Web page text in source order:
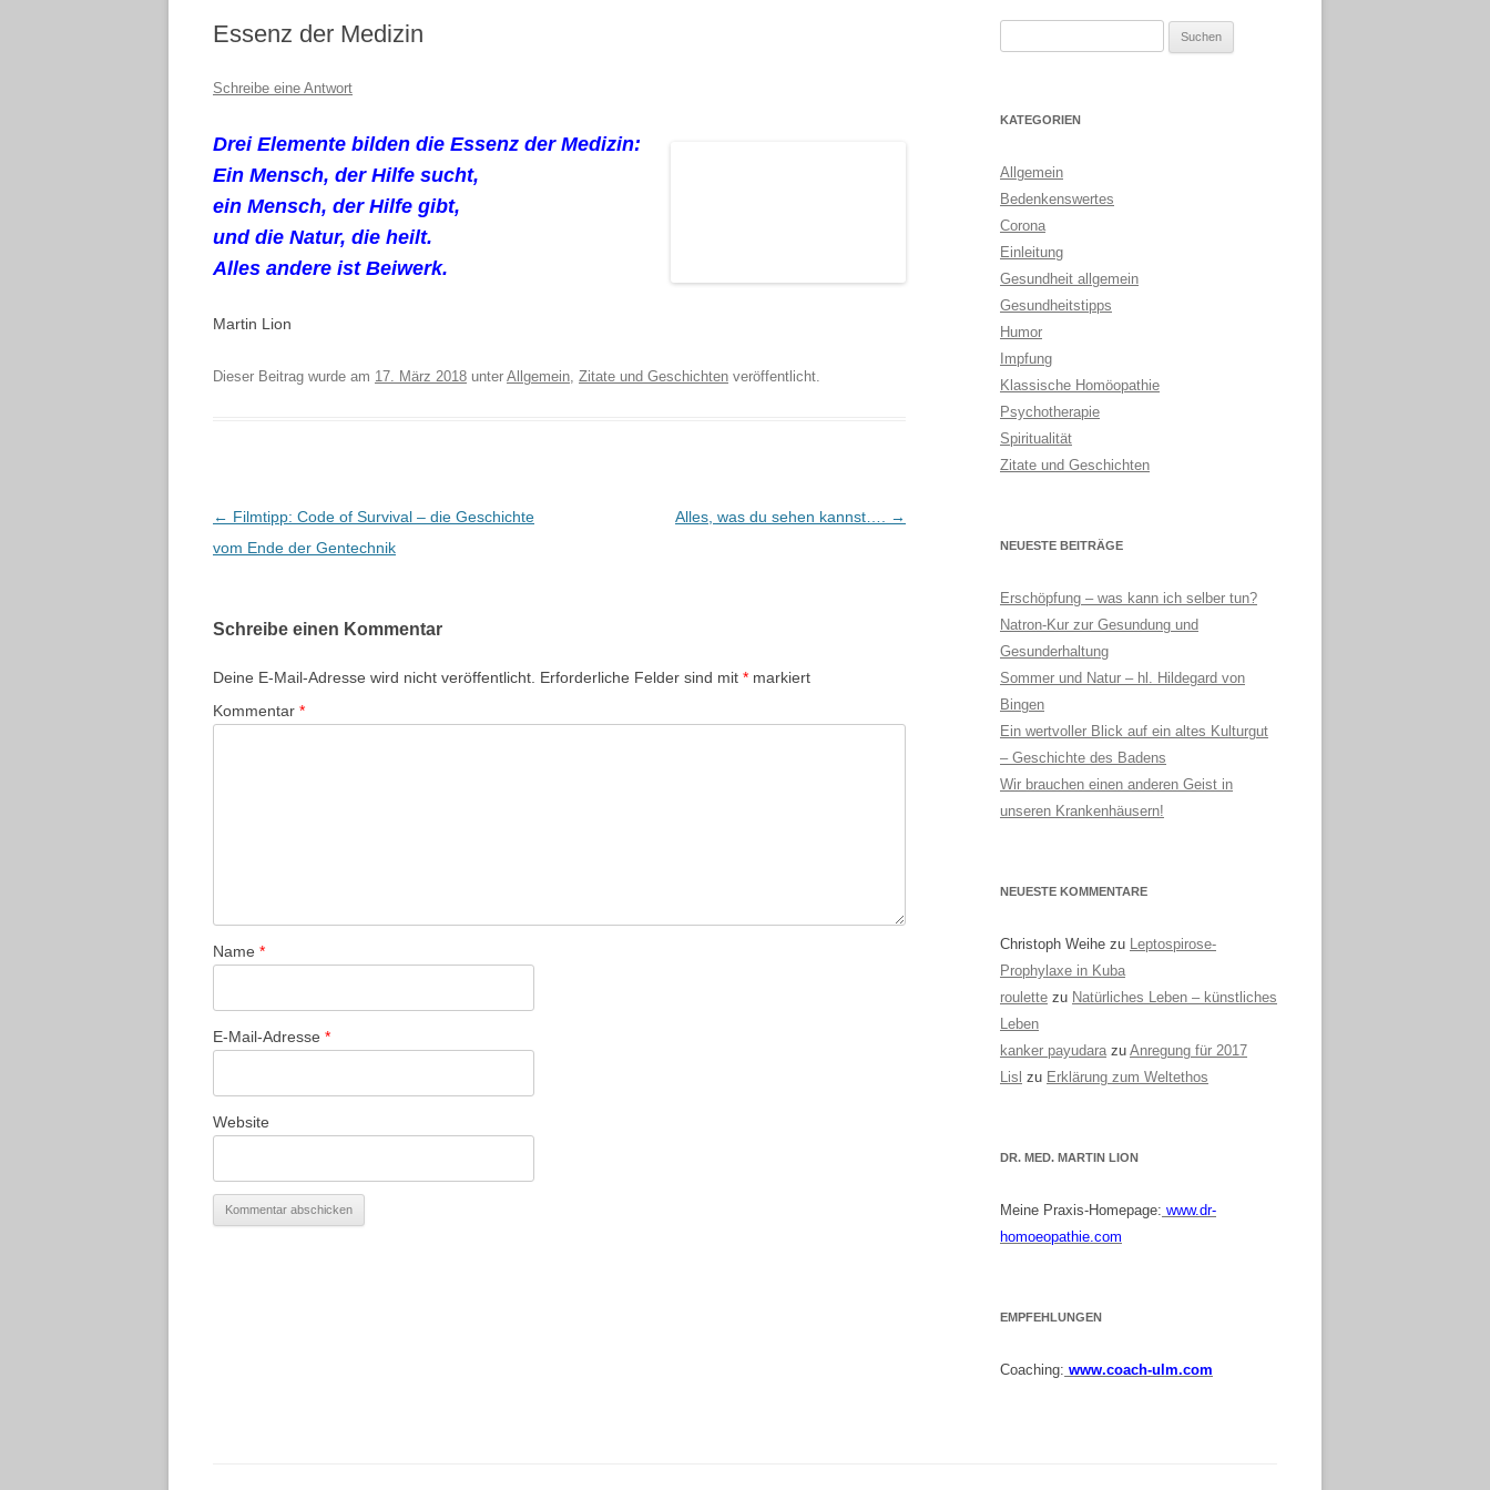
Essenz der Medizin
Schreibe eine Antwort
Drei Elemente bilden die Essenz der Medizin:
Ein Mensch, der Hilfe sucht,
ein Mensch, der Hilfe gibt,
und die Natur, die heilt.
Alles andere ist Beiwerk.
Martin Lion
Dieser Beitrag wurde am 17. März 2018 unter Allgemein, Zitate und Geschichten veröffentlicht.
Beitragsnavigation
← Filmtipp: Code of Survival – die Geschichte
vom Ende der Gentechnik
Alles, was du sehen kannst…. →
Schreibe einen Kommentar
Deine E-Mail-Adresse wird nicht veröffentlicht. Erforderliche Felder sind mit * markiert
Kommentar *
Name *
E-Mail-Adresse *
Website
KATEGORIEN
Allgemein
Bedenkenswertes
Corona
Einleitung
Gesundheit allgemein
Gesundheitstipps
Humor
Impfung
Klassische Homöopathie
Psychotherapie
Spiritualität
Zitate und Geschichten
NEUESTE BEITRÄGE
Erschöpfung – was kann ich selber tun?
Natron-Kur zur Gesundung und
Gesunderhaltung
Sommer und Natur – hl. Hildegard von
Bingen
Ein wertvoller Blick auf ein altes Kulturgut
– Geschichte des Badens
Wir brauchen einen anderen Geist in
unseren Krankenhäusern!
NEUESTE KOMMENTARE
Christoph Weihe zu Leptospirose-
Prophylaxe in Kuba
roulette zu Natürliches Leben – künstliches
Leben
kanker payudara zu Anregung für 2017
Lisl zu Erklärung zum Weltethos
DR. MED. MARTIN LION
Meine Praxis-Homepage: www.dr-
homoeopathie.com
EMPFEHLUNGEN
Coaching: www.coach-ulm.com